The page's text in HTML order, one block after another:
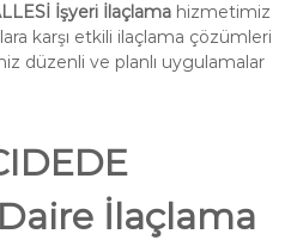
İşyeri İlaçlamahizmetimiz
karşı etkili ilaçlama çözümleri
düzenli ve planlı uygulamalar
İlaçlama